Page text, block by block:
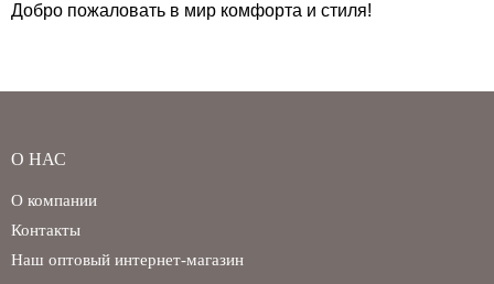
Запомнить меня на этом компьютере
Добро пожаловать в мир комфорта и стиля!
О НАС
О компании
Контакты
Наш оптовый интернет-магазин